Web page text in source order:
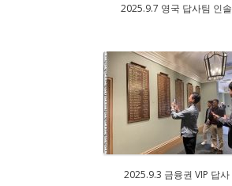
2025.9.7 영국 답사팀 인솔
2025.9.3 금융권 VIP 답사